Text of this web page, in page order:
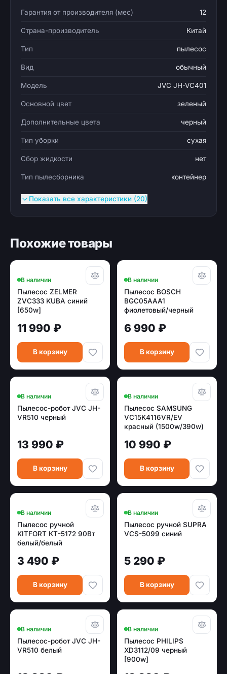
Гарантия от производителя (мес) 12
Страна-производитель Китай
Тип пылесос
Вид обычный
Модель JVC JH-VC401
Основной цвет зеленый
Дополнительные цвета черный
Тип уборки сухая
Сбор жидкости нет
Тип пылесборника контейнер
Показать все характеристики (20)
Похожие товары
В наличии
Пылесос ZELMER
ZVC333 KUBA синий
[650w]
11 990 ₽
В корзину
В наличии
Пылесос BOSCH
BGC05AAA1
фиолетовый/черный
6 990 ₽
В корзину
В наличии
Пылесос-робот JVC JH-
VR510 черный
13 990 ₽
В корзину
В наличии
Пылесос SAMSUNG
VC15K4116VR/EV
красный (1500w/390w)
10 990 ₽
В корзину
В наличии
Пылесос ручной
KITFORT КТ-5172 90Вт
белый/белый
3 490 ₽
В корзину
В наличии
Пылесос ручной SUPRA
VCS-5099 синий
5 290 ₽
В корзину
В наличии
Пылесос-робот JVC JH-
VR510 белый
В наличии
Пылесос PHILIPS
XD3112/09 черный
[900w]